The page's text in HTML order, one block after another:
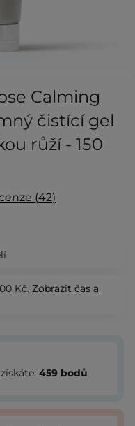
Calming
čistící gel
růží - 150
42
Kč. Zobrazit čas a
459 bodů